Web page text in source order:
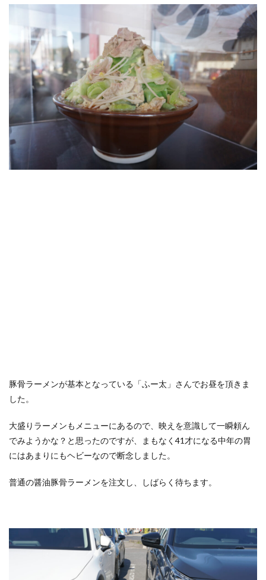
豚骨ラーメンが基本となっている「ふー太」さんでお昼を頂きま
した。
大盛りラーメンもメニューにあるので、映えを意識して一瞬頼ん
でみようかな？と思ったのですが、まもなく41才になる中年の胃
にはあまりにもヘビーなので断念しました。
普通の醤油豚骨ラーメンを注文し、しばらく待ちます。